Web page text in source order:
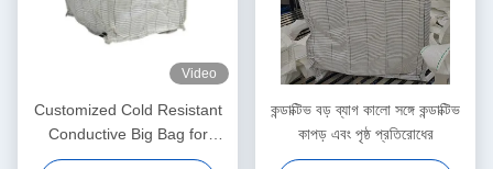
Video
Customized Cold Resistant
Conductive Big Bag for
Supply Chain Management
কন্ডাক্টিভ বড় ব্যাগ কালো সঙ্গে কন্ডাক্টিভ
কাপড় এবং পৃষ্ঠ প্রতিরোধের